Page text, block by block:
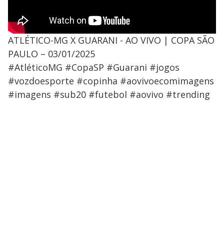
ATLÉTICO-MG X GUARANI - AO VIVO | COPA SÃO
PAULO – 03/01/2025
#AtléticoMG #CopaSP #Guarani #jogos
#vozdoesporte #copinha #aovivoecomimagens
#imagens #sub20 #futebol #aovivo #trending